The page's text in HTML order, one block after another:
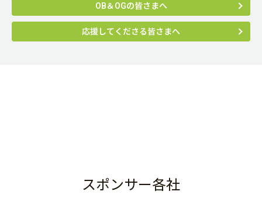
OB＆OGの皆さまへ
応援してくださる皆さまへ
スポンサー各社